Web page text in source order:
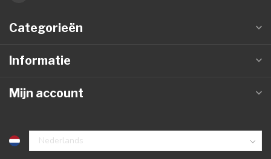
Categorieën
Informatie
Mijn account